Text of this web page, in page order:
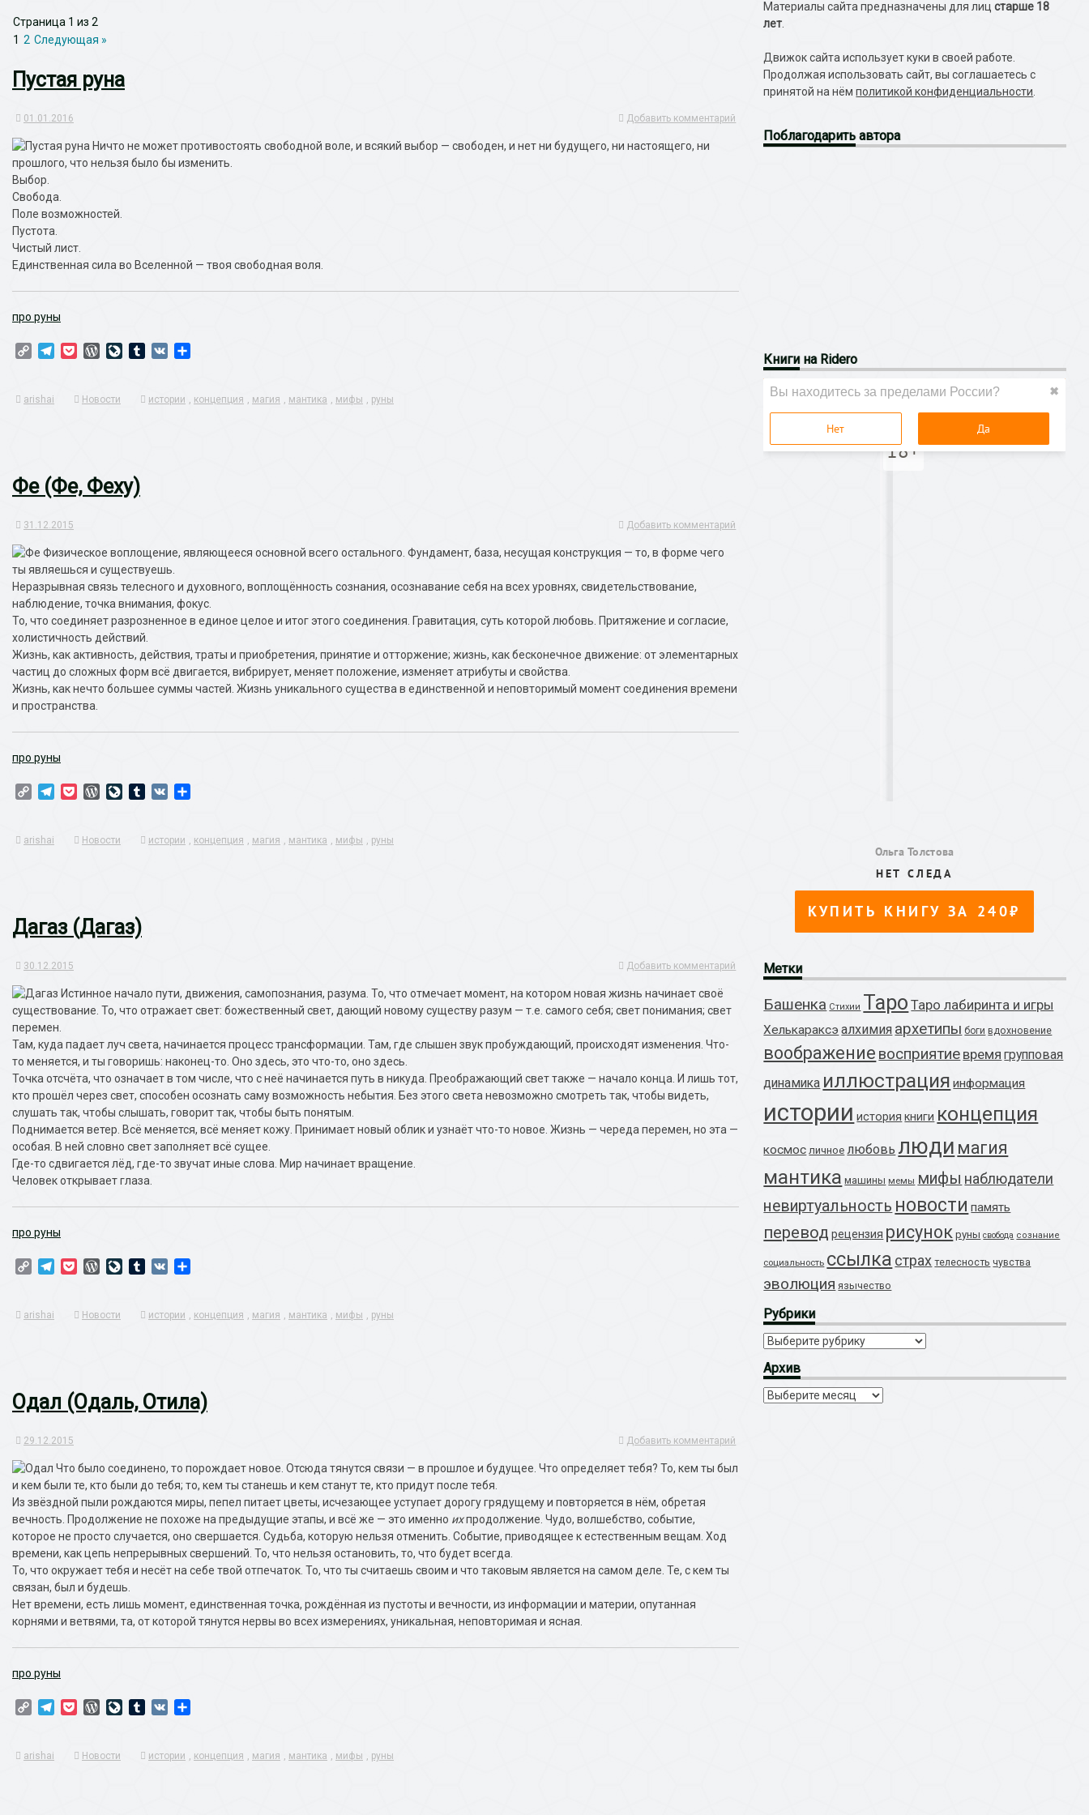
Страница 1 из 2
1 2 Следующая »
Пустая руна
01.01.2016 Добавить комментарий
Ничто не может противостоять свободной воле, и всякий выбор — свободен, и нет ни будущего, ни настоящего, ни
прошлого, что нельзя было бы изменить.
Выбор.
Свобода.
Поле возможностей.
Пустота.
Чистый лист.
Единственная сила во Вселенной — твоя свободная воля.
про руны
Copy TelegramPocketWordPress
LiveJournal
Tumblr
VK
arishai Новости истории , концепция , магия , мантика , мифы , руны
Фе (Фе, Феху)
31.12.2015 Добавить комментарий
Физическое воплощение, являющееся основной всего остального. Фундамент, база, несущая конструкция — то, в форме чего
ты являешься и существуешь.
Неразрывная связь телесного и духовного, воплощённость сознания, осознавание себя на всех уровнях, свидетельствование,
наблюдение, точка внимания, фокус.
То, что соединяет разрозненное в единое целое и итог этого соединения. Гравитация, суть которой любовь. Притяжение и согласие,
холистичность действий.
Жизнь, как активность, действия, траты и приобретения, принятие и отторжение; жизнь, как бесконечное движение: от элементарных
частиц до сложных форм всё двигается, вибрирует, меняет положение, изменяет атрибуты и свойства.
Жизнь, как нечто большее суммы частей. Жизнь уникального существа в единственной и неповторимый момент соединения времени
и пространства.
про руны
Copy TelegramPocketWordPress
LiveJournal
Tumblr
VK
arishai Новости истории , концепция , магия , мантика , мифы , руны
Дагаз (Дагаз)
30.12.2015 Добавить комментарий
Истинное начало пути, движения, самопознания, разума. То, что отмечает момент, на котором новая жизнь начинает своё
существование. То, что отражает свет: божественный свет, дающий новому существу разум — т.е. самого себя; свет понимания; свет
перемен.
Там, куда падает луч света, начинается процесс трансформации. Там, где слышен звук пробуждающий, происходят изменения. Что-
то меняется, и ты говоришь: наконец-то. Оно здесь, это что-то, оно здесь.
Точка отсчёта, что означает в том числе, что с неё начинается путь в никуда. Преображающий свет также — начало конца. И лишь тот,
кто прошёл через свет, способен осознать саму возможность небытия. Без этого света невозможно смотреть так, чтобы видеть,
слушать так, чтобы слышать, говорит так, чтобы быть понятым.
Поднимается ветер. Всё меняется, всё меняет кожу. Принимает новый облик и узнаёт что-то новое. Жизнь — череда перемен, но эта —
особая. В ней словно свет заполняет всё сущее.
Где-то сдвигается лёд, где-то звучат иные слова. Мир начинает вращение.
Человек открывает глаза.
про руны
Copy TelegramPocketWordPress
LiveJournal
Tumblr
VK
arishai Новости истории , концепция , магия , мантика , мифы , руны
Одал (Одаль, Отила)
29.12.2015 Добавить комментарий
Что было соединено, то порождает новое. Отсюда тянутся связи — в прошлое и будущее. Что определяет тебя? То, кем ты был
и кем были те, кто были до тебя; то, кем ты станешь и кем станут те, кто придут после тебя.
Из звёздной пыли рождаются миры, пепел питает цветы, исчезающее уступает дорогу грядущему и повторяется в нём, обретая
вечность. Продолжение не похоже на предыдущие этапы, и всё же — это именно ихпродолжение. Чудо, волшебство, событие,
которое не просто случается, оно свершается. Судьба, которую нельзя отменить. Событие, приводящее к естественным вещам. Ход
времени, как цепь непрерывных свершений. То, что нельзя остановить, то, что будет всегда.
То, что окружает тебя и несёт на себе твой отпечаток. То, что ты считаешь своим и что таковым является на самом деле. Те, с кем ты
связан, был и будешь.
Нет времени, есть лишь момент, единственная точка, рождённая из пустоты и вечности, из информации и материи, опутанная
корнями и ветвями, та, от которой тянутся нервы во всех измерениях, уникальная, неповторимая и ясная.
про руны
Copy TelegramPocketWordPress
LiveJournal
Tumblr
VK
arishai Новости истории , концепция , магия , мантика , мифы , руны
Материалы сайта предназначены для лицстарше 18
лет
Движок сайта использует куки в своей работе.
Продолжая использовать сайт, вы соглашаетесь с
принятой на нёмполитикой конфиденциальности
Поблагодаритьавтора
Книгина Ridero
Метки
Башенка Стихии Таро Таро лабиринта и игры
Хелькараксэ алхимия архетипы боги вдохновение
воображение восприятие время групповая
динамика иллюстрация информация
истории история книги концепция
космос личное любовь люди магия
мантика машины мемы мифы наблюдатели
невиртуальность новости память
перевод рецензия рисунок руны свобода сознание
социальность ссылка страх телесность чувства
эволюция язычество
Рубрики
Рубрики
Архив
Архив